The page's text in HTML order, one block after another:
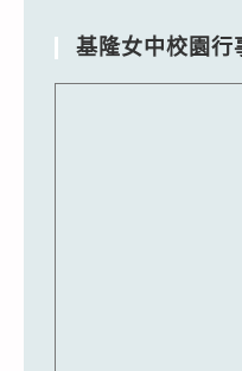
基隆女中校園行